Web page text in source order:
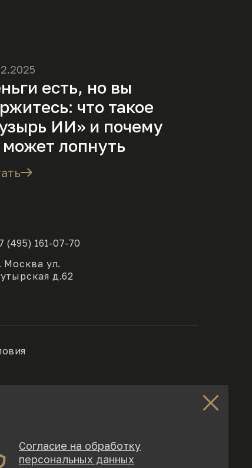
есть, но вы
что такое
ИИ» и почему
может лопнуть
(495) 161-07-70
Москва ул.
д.62
исключительно информационный характер и ни
Возможность расчета доходности на
пожалуйста, обращайтесь к менеджеру сайта с
Согласие на обработку
персональных данных